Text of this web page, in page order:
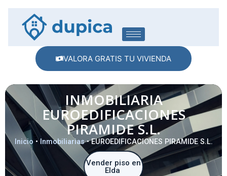
VALORA GRATIS TU VIVIENDA
INMOBILIARIA
EUROEDIFICACIONES
PIRAMIDE S.L.
Inicio • Inmobiliarias•EUROEDIFICACIONES PIRAMIDE S.L.
Vender piso en
Elda